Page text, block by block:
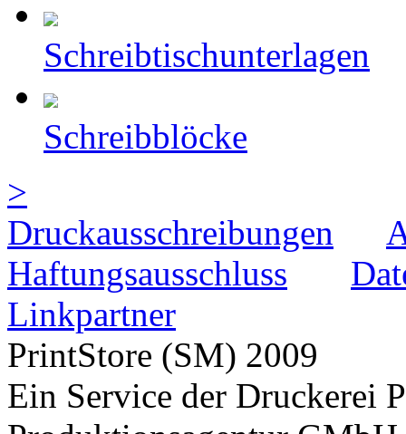
Schreibtischunterlagen
Schreibblöcke
>
Druckausschreibungen
Haftungsausschluss
Linkpartner
PrintStore (SM) 2009
Ein Service der Druckerei